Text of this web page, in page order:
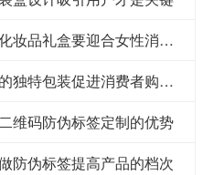
化妆品包装盒定制丨高档化妆品礼盒要迎合女性消费者的审美眼光
礼盒包装印刷丨精美礼盒的独特包装促进消费者购买欲
维码防伪标签定制的优势
防伪标签提高产品的档次